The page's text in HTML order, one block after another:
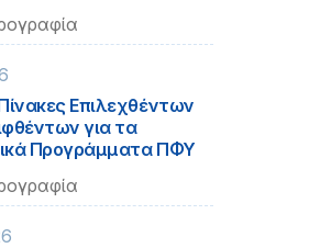
Επιλεχθέντων
για τα
Προγράμματα ΠΦΥ